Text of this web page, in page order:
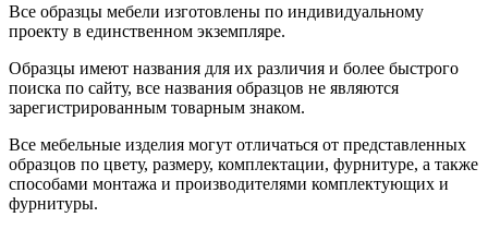
Все образцы мебели изготовлены по индивидуальному
проекту в единственном экземпляре.
Образцы имеют названия для их различия и более быстрого
поиска по сайту, все названия образцов не являются
зарегистрированным товарным знаком.
Все мебельные изделия могут отличаться от представленных
образцов по цвету, размеру, комплектации, фурнитуре, а также
способами монтажа и производителями комплектующих и
фурнитуры.